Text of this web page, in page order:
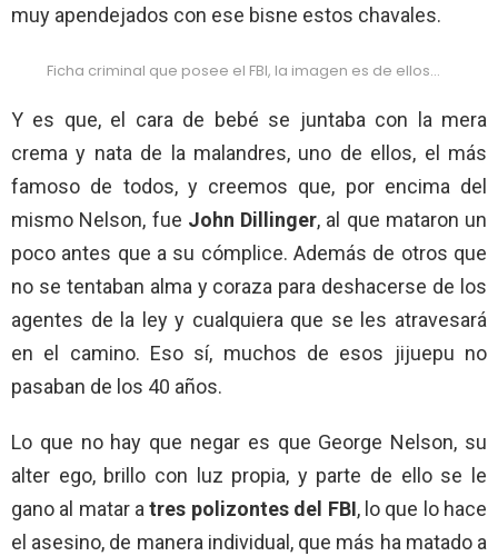
muy apendejados con ese bisne estos chavales.
Ficha criminal que posee el FBI, la imagen es de ellos…
Y es que, el cara de bebé se juntaba con la mera
crema y nata de la malandres, uno de ellos, el más
famoso de todos, y creemos que, por encima del
mismo Nelson, fue John Dillinger, al que mataron un
poco antes que a su cómplice. Además de otros que
no se tentaban alma y coraza para deshacerse de los
agentes de la ley y cualquiera que se les atravesará
en el camino. Eso sí, muchos de esos jijuepu no
pasaban de los 40 años.
Lo que no hay que negar es que George Nelson, su
alter ego, brillo con luz propia, y parte de ello se le
gano al matar a tres polizontes del FBI, lo que lo hace
el asesino, de manera individual, que más ha matado a